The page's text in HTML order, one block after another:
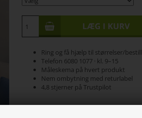
Ring og få hjælp til størrelser/
Telefon 6080 1077 · kl. 9–15
Måleskema på hvert produkt
Nem ombytning med returlabel
4,8 stjerner på Trustpilot